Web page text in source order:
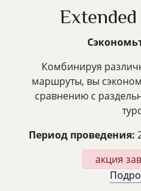
Комбинируя
маршруты, вы
сравнению с
Период проведения:
акция